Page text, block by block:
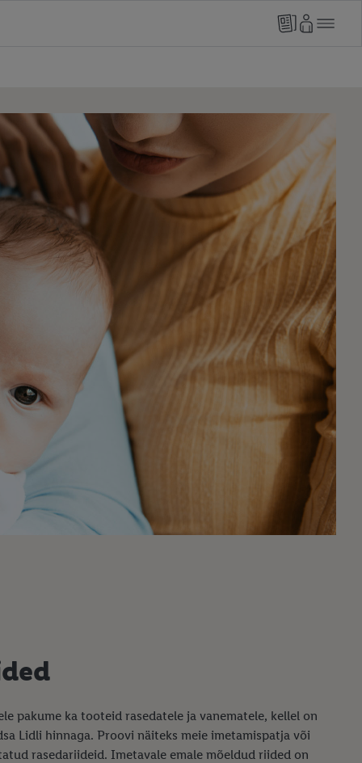
pakume ka tooteid rasedatele ja vanematele, kellel on
Lidli hinnaga. Proovi näiteks meie imetamispatja või
rasedariideid. Imetavale emale mõeldud riided on